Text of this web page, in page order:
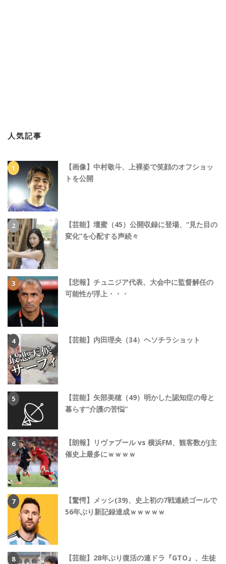
人気記事
【画像】中村敬斗、上裸姿で笑顔のオフショッ
トを公開
【芸能】壇蜜（45）公開収録に登場、“見た目の
変化”を心配する声続々
【悲報】チュニジア代表、大会中に監督解任の
可能性が浮上・・・
【芸能】内田理央（34）ヘソチラショット
【芸能】矢部美穂（49）明かした認知症の母と
暮らす“介護の苦悩”
【朗報】リヴァプール vs 横浜FM、観客数がJ主
催史上最多にｗｗｗｗ
【驚愕】メッシ(39)、史上初の7戦連続ゴールで
56年ぶり新記録達成ｗｗｗｗｗ
【芸能】28年ぶり復活の連ドラ『GTO』、生徒